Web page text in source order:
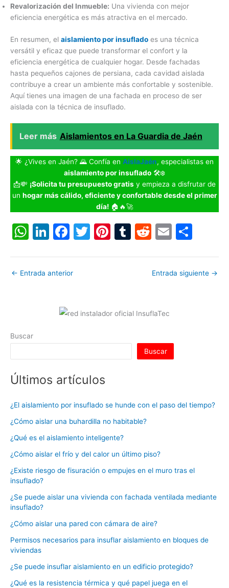
Revalorización del Inmueble: Una vivienda con mejor
eficiencia energética es más atractiva en el mercado.
En resumen, el aislamiento por insuflado es una técnica
versátil y eficaz que puede transformar el confort y la
eficiencia energética de cualquier hogar. Desde fachadas
hasta pequeños cajones de persiana, cada cavidad aislada
contribuye a crear un ambiente más confortable y sostenible.
Aquí tienes una imagen de una fachada en proceso de ser
aislada con la técnica de insuflado.
Leer más Aislamientos en La Guardia de Jaén
🌟 ¿Vives en Jaén? 🌄 Confía en AislaJaén, especialistas en
aislamiento por insuflado 🛠️❄️
📩💸 ¡Solicita tu presupuesto gratis y empieza a disfrutar de
un hogar más cálido, eficiente y confortable desde el primer
día!🏠🔥🚀
W
s
p
Li
e
F
e
o
k
T
Pi T
R
di
E
l
p
← Entrada anterior Entrada siguiente →
Buscar
Buscar
Últimos artículos
¿El aislamiento por insuflado se hunde con el paso del tiempo?
¿Cómo aislar una buhardilla no habitable?
¿Qué es el aislamiento inteligente?
¿Cómo aislar el frío y del calor un último piso?
¿Existe riesgo de fisuración o empujes en el muro tras el
insuflado?
¿Se puede aislar una vivienda con fachada ventilada mediante
insuflado?
¿Cómo aislar una pared con cámara de aire?
Permisos necesarios para insuflar aislamiento en bloques de
viviendas
¿Se puede insuflar aislamiento en un edificio protegido?
¿Qué es la resistencia térmica y qué papel juega en el